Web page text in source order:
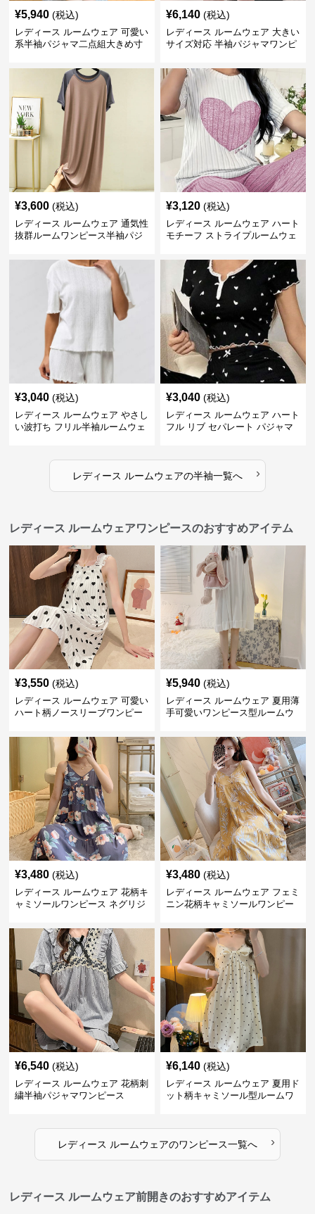
¥5,940 (税込)
レディース ルームウェア 可愛い
系半袖パジャマ二点組大きめ寸
¥6,140 (税込)
レディース ルームウェア 大きい
サイズ対応 半袖パジャマワンピ
¥3,600 (税込)
レディース ルームウェア 通気性
抜群ルームワンピース半袖パジ
¥3,120 (税込)
レディース ルームウェア ハート
モチーフ ストライプルームウェ
¥3,040 (税込)
レディース ルームウェア やさし
い波打ち フリル半袖ルームウェ
¥3,040 (税込)
レディース ルームウェア ハート
フル リブ セパレート パジャマ
レディース ルームウェアの半袖一覧へ ›
レディース ルームウェアワンピースのおすすめアイテム
¥3,550 (税込)
レディース ルームウェア 可愛い
ハート柄ノースリーブワンピー
¥5,940 (税込)
レディース ルームウェア 夏用薄
手可愛いワンピース型ルームウ
¥3,480 (税込)
レディース ルームウェア 花柄キ
ャミソールワンピース ネグリジ
¥3,480 (税込)
レディース ルームウェア フェミ
ニン花柄キャミソールワンピー
¥6,540 (税込)
レディース ルームウェア 花柄刺
繍半袖パジャマワンピース
¥6,140 (税込)
レディース ルームウェア 夏用ド
ット柄キャミソール型ルームワ
レディース ルームウェアのワンピース一覧へ ›
レディース ルームウェア前開きのおすすめアイテム